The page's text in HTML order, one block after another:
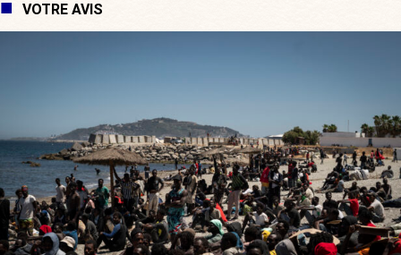
VOTRE AVIS